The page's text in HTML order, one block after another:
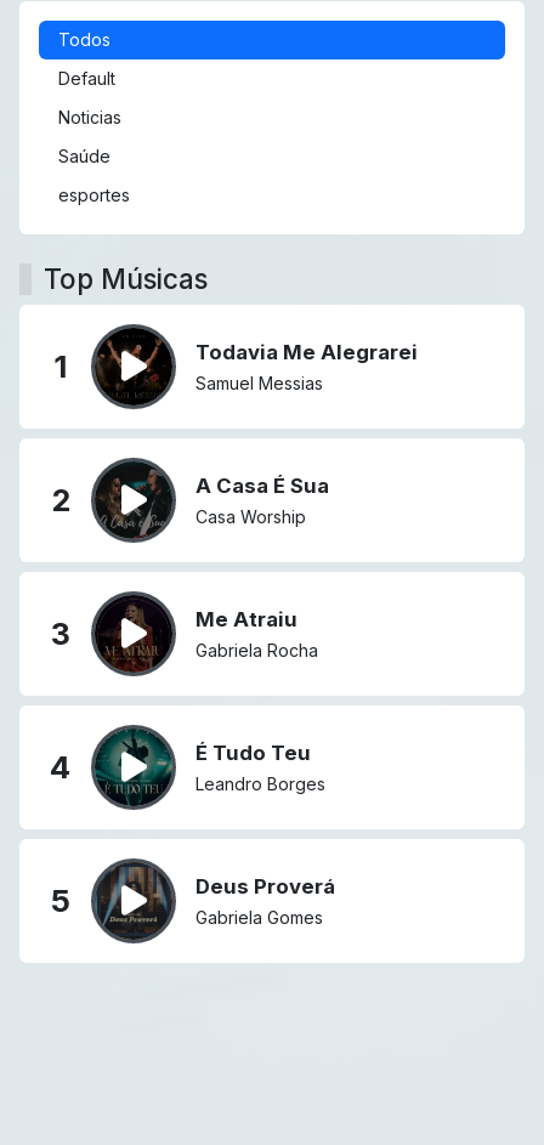
Todos
Default
Noticias
Saúde
esportes
Top Músicas
1 Todavia Me Alegrarei
Samuel Messias
2 A Casa É Sua
Casa Worship
3 Me Atraiu
Gabriela Rocha
4 É Tudo Teu
Leandro Borges
5 Deus Proverá
Gabriela Gomes